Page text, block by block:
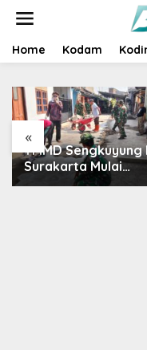
t
Home Kodam
«
TMMD Sengkuyung
Surakarta Mulai
Pavingisasi Jalan